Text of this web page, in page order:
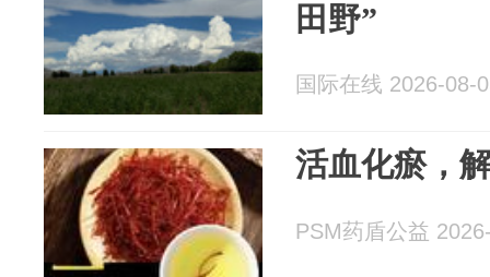
田野”
国际在线 2026-08-
活血化瘀，
PSM药盾公益